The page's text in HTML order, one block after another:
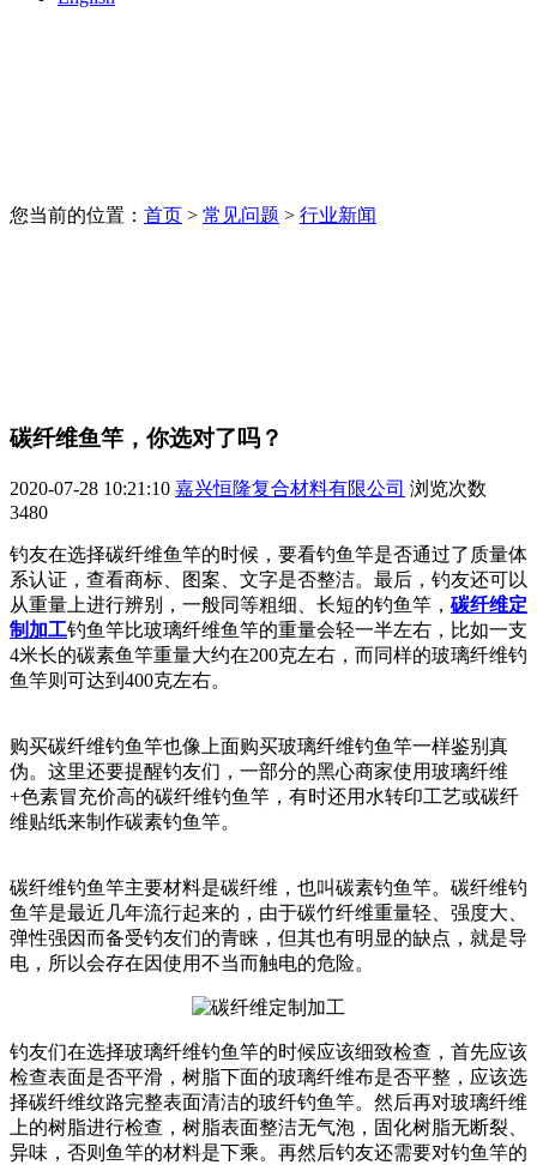
您当前的位置： 首页 > 常见问题 > 行业新闻
碳纤维鱼竿，你选对了吗？
2020-07-28 10:21:10 嘉兴恒隆复合材料有限公司 浏览次数
3480
钓友在选择碳纤维鱼竿的时候，要看钓鱼竿是否通过了质量体
系认证，查看商标、图案、文字是否整洁。最后，钓友还可以
从重量上进行辨别，一般同等粗细、长短的钓鱼竿， 碳纤维定
制加工钓鱼竿比玻璃纤维鱼竿的重量会轻一半左右，比如一支
4米长的碳素鱼竿重量大约在200克左右，而同样的玻璃纤维钓
鱼竿则可达到400克左右。
购买碳纤维钓鱼竿也像上面购买玻璃纤维钓鱼竿一样鉴别真
伪。这里还要提醒钓友们，一部分的黑心商家使用玻璃纤维
+色素冒充价高的碳纤维钓鱼竿，有时还用水转印工艺或碳纤
维贴纸来制作碳素钓鱼竿。
碳纤维钓鱼竿主要材料是碳纤维，也叫碳素钓鱼竿。碳纤维钓
鱼竿是最近几年流行起来的，由于碳竹纤维重量轻、强度大、
弹性强因而备受钓友们的青睐，但其也有明显的缺点，就是导
电，所以会存在因使用不当而触电的危险。
钓友们在选择玻璃纤维钓鱼竿的时候应该细致检查，首先应该
检查表面是否平滑，树脂下面的玻璃纤维布是否平整，应该选
择碳纤维纹路完整表面清洁的玻纤钓鱼竿。然后再对玻璃纤维
上的树脂进行检查，树脂表面整洁无气泡，固化树脂无断裂、
异味，否则鱼竿的材料是下乘。再然后钓友还需要对钓鱼竿的